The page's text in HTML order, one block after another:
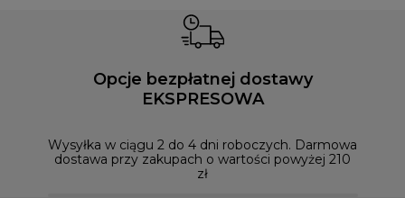
Opcje bezpłatnej dostawy
EKSPRESOWA
Wysyłka w ciągu 2 do 4 dni roboczych. Darmowa
dostawa przy zakupach o wartości powyżej 210
zł